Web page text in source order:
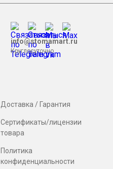
Доставка / Гарантия
Сертификаты/лицензии
товара
Политика
конфиденциальности
info@stomamart.ru
Круглосуточно